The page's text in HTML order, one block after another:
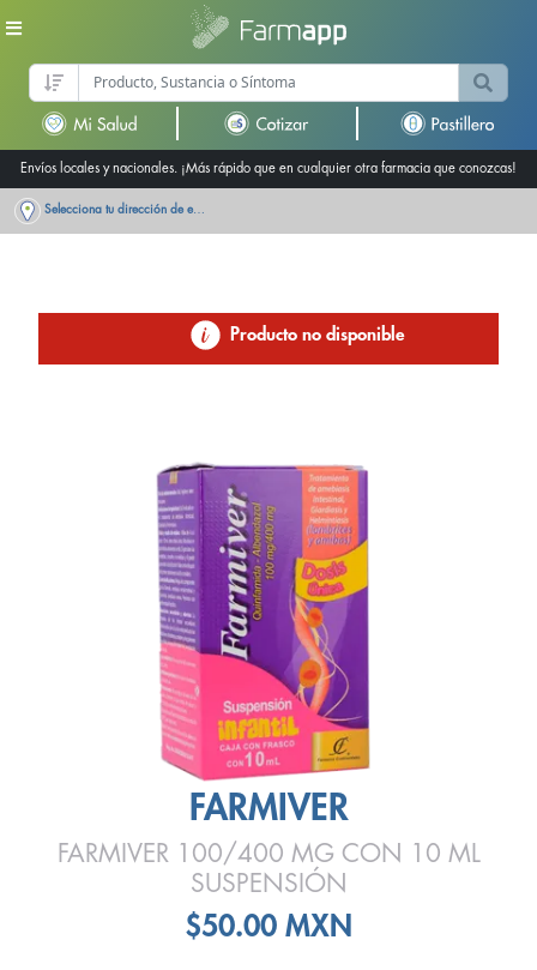
Envíos locales y nacionales. ¡Más rápido que en cualquier otra farmacia que conozcas!
Selecciona tu dirección de entrega
Producto no disponible
FARMIVER
FARMIVER 100/400 MG CON 10 ML
SUSPENSIÓN
$50.00 MXN